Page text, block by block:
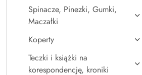
Spinacze, Pinezki, Gumki,
Maczałki
Koperty
Teczki i książki na
korespondencję, kroniki